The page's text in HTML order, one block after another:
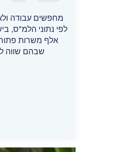
מחפשים עבודה
אלף משרות
שבהם שווה